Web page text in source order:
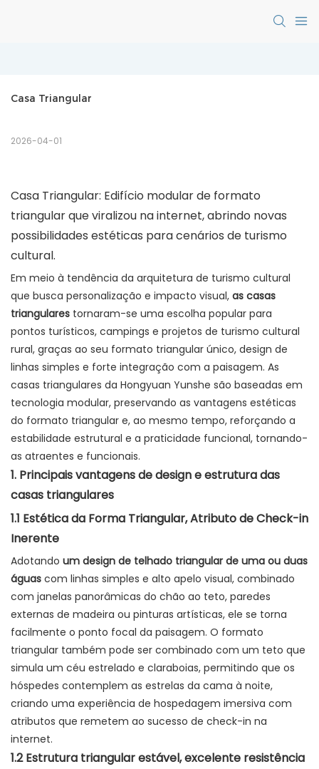
Casa Triangular
2026-04-01
Casa Triangular: Edifício modular de formato
triangular que viralizou na internet, abrindo novas
possibilidades estéticas para cenários de turismo
cultural.
Em meio à tendência da arquitetura de turismo cultural
que busca personalização e impacto visual, as casas
triangulares tornaram-se uma escolha popular para
pontos turísticos, campings e projetos de turismo cultural
rural, graças ao seu formato triangular único, design de
linhas simples e forte integração com a paisagem. As
casas triangulares da Hongyuan Yunshe são baseadas em
tecnologia modular, preservando as vantagens estéticas
do formato triangular e, ao mesmo tempo, reforçando a
estabilidade estrutural e a praticidade funcional, tornando-
as atraentes e funcionais.
1. Principais vantagens de design e estrutura das
casas triangulares
1.1 Estética da Forma Triangular, Atributo de Check-in
Inerente
Adotando um design de telhado triangular de uma ou duas
águas com linhas simples e alto apelo visual, combinado
com janelas panorâmicas do chão ao teto, paredes
externas de madeira ou pinturas artísticas, ele se torna
facilmente o ponto focal da paisagem. O formato
triangular também pode ser combinado com um teto que
simula um céu estrelado e claraboias, permitindo que os
hóspedes contemplem as estrelas da cama à noite,
criando uma experiência de hospedagem imersiva com
atributos que remetem ao sucesso de check-in na
internet.
1.2 Estrutura triangular estável, excelente resistência